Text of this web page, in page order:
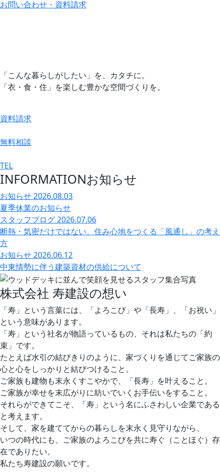
お問い合わせ・資料請求
「こんな暮らしがしたい」 を、カタチに。
「衣・食・住」を楽しむ豊かな空間づくりを。
資料請求
無料相談
TEL
INFORMATIONお知らせ
お知らせ2026.08.03
夏季休業のお知らせ
スタッフブログ2026.07.06
断熱・気密だけではない、住み心地をつくる「風通し」の考え
方
お知らせ2026.06.12
中東情勢に伴う建築資材の供給について
株式会社 寿建設の想い
「寿」という言葉には、「よろこび」や「長寿」、「お祝い」
という意味があります。
「寿」という社名が物語っているもの、それは私たちの「約
束」です。
たとえば水引の結びきりのように、家づくりを通じてご家族の
心と心をしっかりと結びつけること。
ご家族も建物も末永くすこやかで、「長寿」を叶えること。
ご家族が幸せを末広がりに紡いでいくお手伝いをすること。
それらができてこそ、「寿」という名にふさわしい企業である
と考えます。
そして、家を建ててからの暮らしを末永く見守りながら、
いつの時代にも、ご家族のよろこびを共に寿ぐ（ことほぐ）存
在でありたい。
私たち寿建設の願いです。